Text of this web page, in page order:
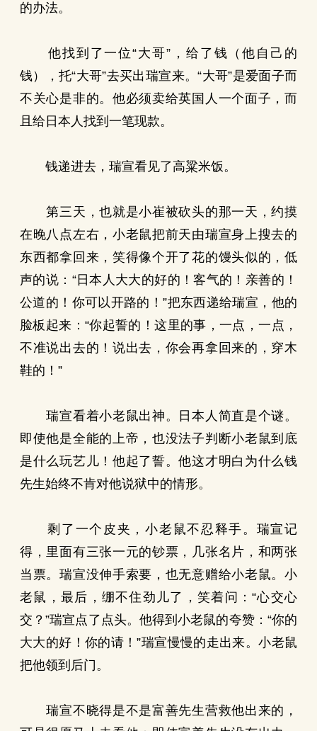
的办法。
他找到了一位“大哥”，给了钱（他自己的
钱），托“大哥”去买出瑞宣来。“大哥”是爱面子而
不关心是非的。他必须卖给英国人一个面子，而
且给日本人找到一笔现款。
钱递进去，瑞宣看见了高粱米饭。
第三天，也就是小崔被砍头的那一天，约摸
在晚八点左右，小老鼠把前天由瑞宣身上搜去的
东西都拿回来，笑得像个开了花的馒头似的，低
声的说：“日本人大大的好的！客气的！亲善的！
公道的！你可以开路的！”把东西递给瑞宣，他的
脸板起来：“你起誓的！这里的事，一点，一点，
不准说出去的！说出去，你会再拿回来的，穿木
鞋的！”
瑞宣看着小老鼠出神。日本人简直是个谜。
即使他是全能的上帝，也没法子判断小老鼠到底
是什么玩艺儿！他起了誓。他这才明白为什么钱
先生始终不肯对他说狱中的情形。
剩了一个皮夹，小老鼠不忍释手。瑞宣记
得，里面有三张一元的钞票，几张名片，和两张
当票。瑞宣没伸手索要，也无意赠给小老鼠。小
老鼠，最后，绷不住劲儿了，笑着问：“心交心
交？”瑞宣点了点头。他得到小老鼠的夸赞：“你的
大大的好！你的请！”瑞宣慢慢的走出来。小老鼠
把他领到后门。
瑞宣不晓得是不是富善先生营救他出来的，